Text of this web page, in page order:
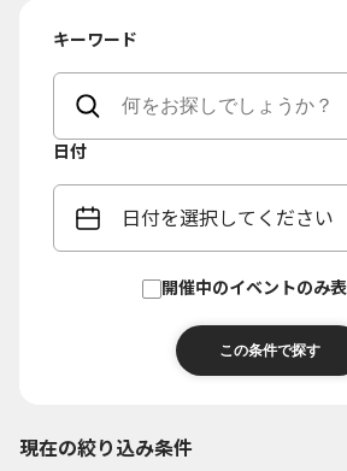
キーワード
日付
日付を選択してください
開催中のイベントのみ
現在の絞り込み条件